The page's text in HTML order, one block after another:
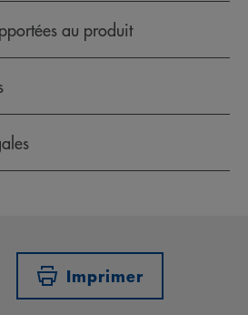
au produit
Imprimer